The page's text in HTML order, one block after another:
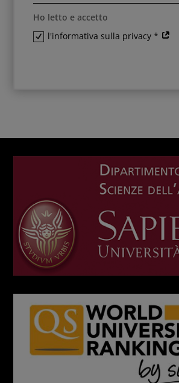
Ho letto e accetto
l'informativa sulla privacy *